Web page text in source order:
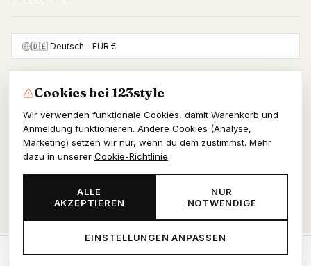
🇩🇪 Deutsch - EUR €
SICHER BEZAHLEN MIT
DatenschutzCookies
Cookies bei 123style
Wir verwenden funktionale Cookies, damit Warenkorb und
Anmeldung funktionieren. Andere Cookies (Analyse,
Marketing) setzen wir nur, wenn du dem zustimmst. Mehr
dazu in unserer Cookie-Richtlinie.
ALLE
AKZEPTIEREN
NUR
NOTWENDIGE
EINSTELLUNGEN ANPASSEN